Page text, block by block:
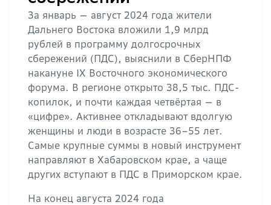
За январь — август 2024 года жители
Дальнего Востока вложили 1,9 млрд
рублей в программу долгосрочных
сбережений (ПДС), выяснили в СберНПФ
накануне IX Восточного экономического
форума. В регионе открыто 38,5 тыс. ПДС-
копилок, и почти каждая четвёртая — в
«цифре». Активнее откладывают вдолгую
женщины и люди в возрасте 36–55 лет.
Самые крупные суммы в новый инструмент
направляют в Хабаровском крае, а чаще
других вступают в ПДС в Приморском крае.
На конец августа 2024 года